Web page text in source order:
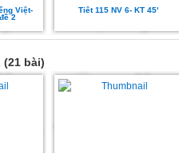
Việt-
2
Tiêt 115 NV 6- KT 45'
(21 bài)